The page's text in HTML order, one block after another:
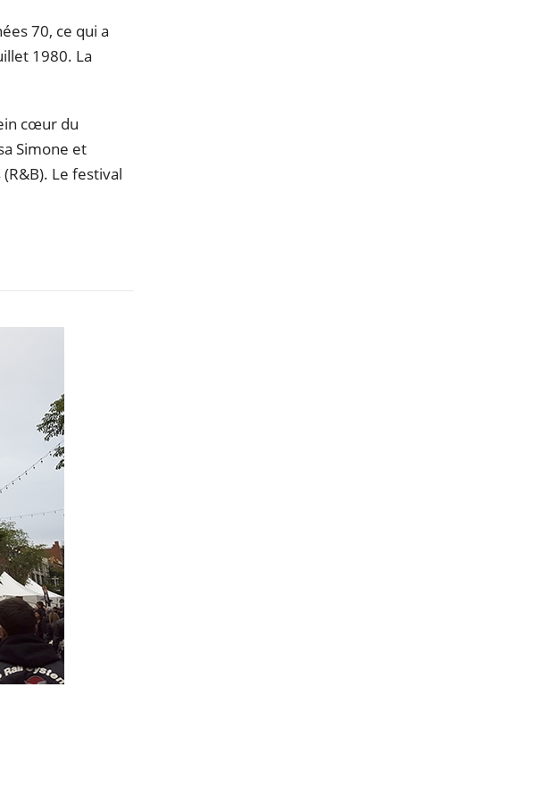
70, ce qui a
1980. La
cœur du
Simone et
Le festival